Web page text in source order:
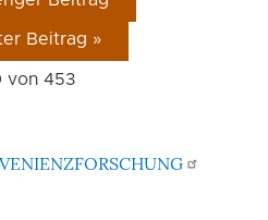
Beitrag »
von 453